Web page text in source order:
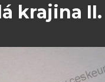
krajina II.